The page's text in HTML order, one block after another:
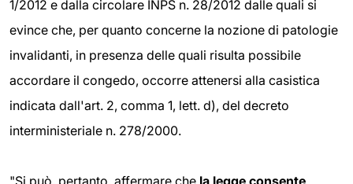
1/2012 e dalla circolare INPS n. 28/2012 dalle quali si
evince che, per quanto concerne la nozione di patologie
invalidanti, in presenza delle quali risulta possibile
accordare il congedo, occorre attenersi alla casistica
indicata dall'art. 2, comma 1, lett. d), del decreto
interministeriale n. 278/2000.